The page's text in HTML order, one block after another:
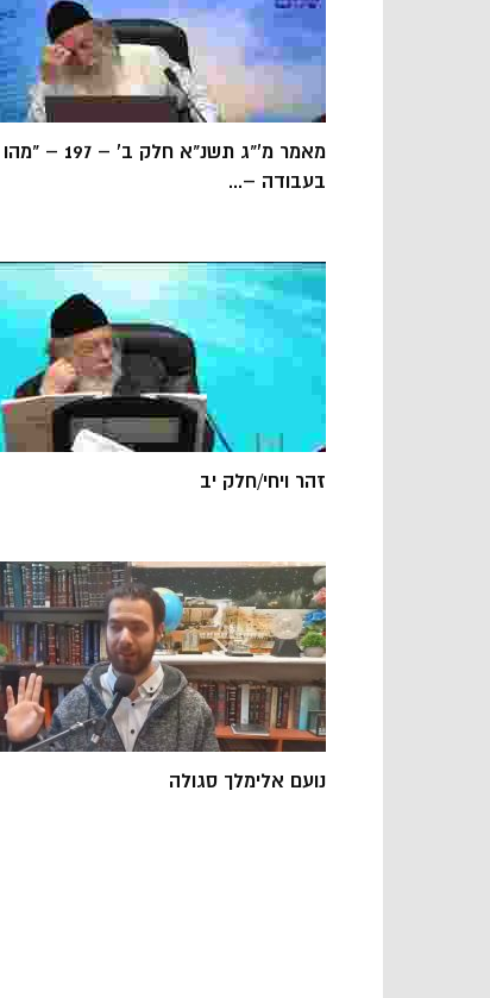
מאמר מ'"ג תשנ"א חלק ב' – 197 – "מהו
בעבודה –...
זהר ויחי/חלק יב
נועם אלימלך סגולה